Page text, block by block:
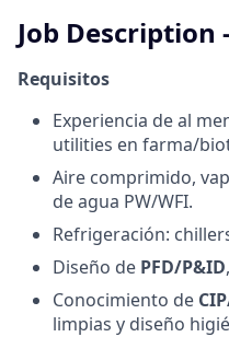
Job Description
Requisitos
Experiencia de al
utilities en farma/
Aire comprimido,
de agua PW/WFI.
Refrigeración:
Diseño de PFD/P&ID
Conocimiento de
limpias y diseño